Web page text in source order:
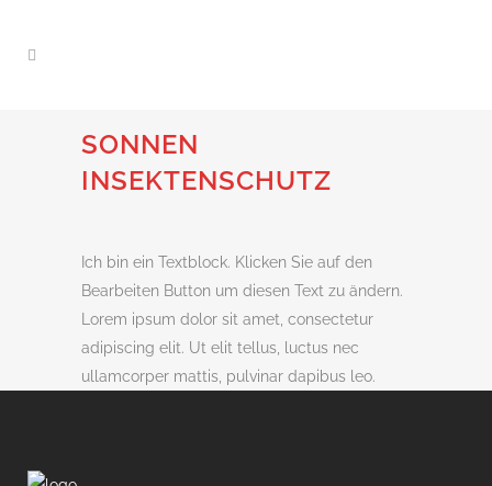
SONNEN
INSEKTENSCHUTZ
Ich bin ein Textblock. Klicken Sie auf den
Bearbeiten Button um diesen Text zu ändern.
Lorem ipsum dolor sit amet, consectetur
adipiscing elit. Ut elit tellus, luctus nec
ullamcorper mattis, pulvinar dapibus leo.